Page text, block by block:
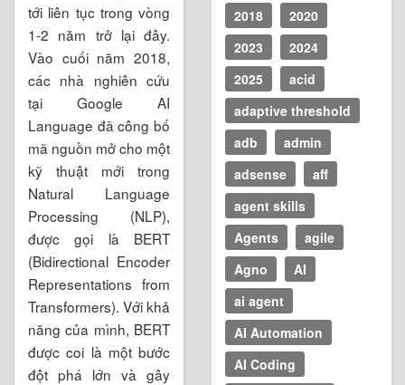
tới liên tục trong vòng
1-2 năm trở lại đây.
Vào cuối năm 2018,
các nhà nghiên cứu
tại Google AI
Language đã công bố
mã nguồn mở cho một
kỹ thuật mới trong
Natural Language
Processing (NLP),
được gọi là BERT
(Bidirectional Encoder
Representations from
Transformers). Với khả
năng của mình, BERT
được coi là một bước
đột phá lớn và gây
2018
2020
2023
2024
2025
acid
adaptive threshold
adb
admin
adsense
aff
agent skills
Agents
agile
Agno
AI
ai agent
AI Automation
AI Coding